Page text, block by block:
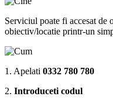
Serviciul poate fi accesat de
obiectiv/locatie printr-un
1. Apelati 0332 780 780
2. Introduceti codul